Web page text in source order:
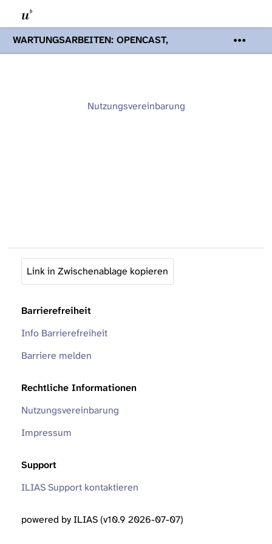
WARTUNGSARBEITEN: OPENCAST,
PODCASTS & TOBIRA
Mi 19. August
Opencast-Videos und Tobira nicht zur
Nutzungsvereinbarung
Link in Zwischenablage kopieren
Barrierefreiheit
Info Barrierefreiheit
Barriere melden
Rechtliche Informationen
Nutzungsvereinbarung
Impressum
Support
ILIAS Support kontaktieren
powered by ILIAS (v10.9 2026-07-07)